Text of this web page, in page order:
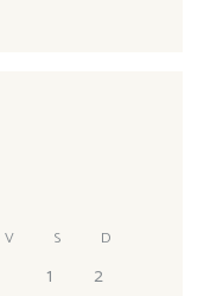
V S D
1
2